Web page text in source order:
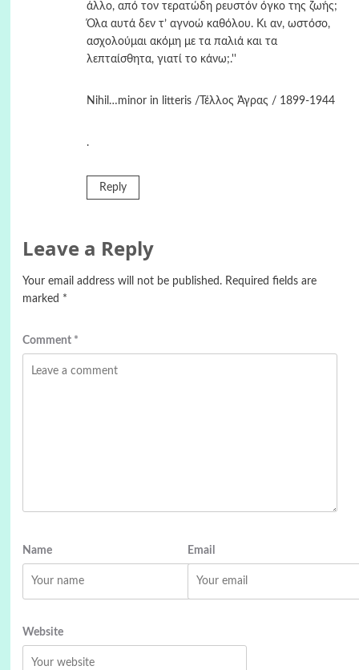
άλλο, από τον τερατώδη ρευστόν όγκο της ζωής;
Όλα αυτά δεν τ’ αγνοώ καθόλου. Κι αν, ωστόσο,
ασχολούμαι ακόμη με τα παλιά και τα
λεπταίσθητα, γιατί το κάνω;.''
Nihil…minor in litteris /Τέλλος Άγρας / 1899-1944
.
Reply
Leave a Reply
Your email address will not be published. Required fields are
marked *
Comment *
Name Email
Website